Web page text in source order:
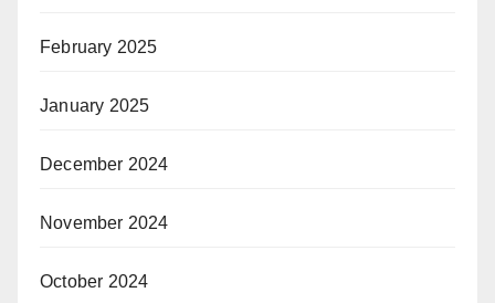
February 2025
January 2025
December 2024
November 2024
October 2024